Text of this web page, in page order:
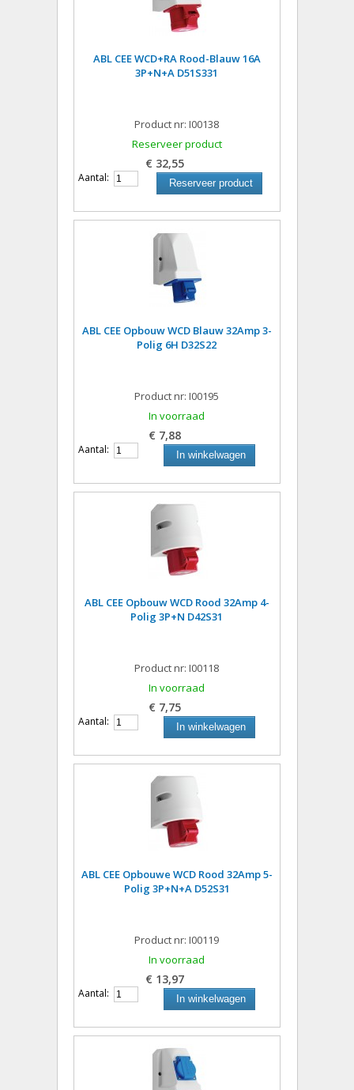
ABL CEE WCD+RA Rood-Blauw 16A
3P+N+A D51S331
Product nr: I00138
Reserveer product
€ 32,55
Aantal: Reserveer product
ABL CEE Opbouw WCD Blauw 32Amp 3-
Polig 6H D32S22
Product nr: I00195
In voorraad
€ 7,88
Aantal: In winkelwagen
ABL CEE Opbouw WCD Rood 32Amp 4-
Polig 3P+N D42S31
Product nr: I00118
In voorraad
€ 7,75
Aantal: In winkelwagen
ABL CEE Opbouwe WCD Rood 32Amp 5-
Polig 3P+N+A D52S31
Product nr: I00119
In voorraad
€ 13,97
Aantal: In winkelwagen